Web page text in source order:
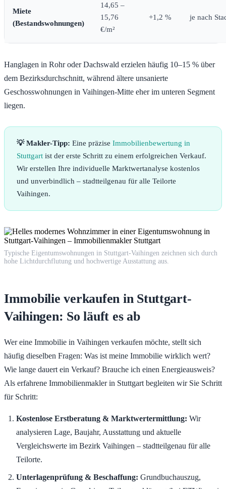
Miete
(Bestandswohnungen)
14,65 –
15,76
€/m²
+1,2 % je nach
Hanglagen in Rohr oder Dachswald erzielen häufig 10–15 % über
dem Bezirksdurchschnitt, während ältere unsanierte
Geschosswohnungen in Vaihingen-Mitte eher im unteren Segment
liegen.
💡 Makler-Tipp: Eine präzise Immobilienbewertung in
Stuttgart ist der erste Schritt zu einem erfolgreichen Verkauf.
Wir erstellen Ihre individuelle Marktwertanalyse kostenlos
und unverbindlich – stadtteilgenau für alle Teilorte
Vaihingen.
Typische Eigentumswohnungen in Stuttgart-Vaihingen zeichnen sich durch
hohe Lichtdurchflutung und hochwertige Ausstattung aus.
Immobilie verkaufen in Stuttgart-
Vaihingen: So läuft es ab
Wer eine Immobilie in Vaihingen verkaufen möchte, stellt sich
häufig dieselben Fragen: Was ist meine Immobilie wirklich wert?
Wie lange dauert ein Verkauf? Brauche ich einen Energieausweis?
Als erfahrene Immobilienmakler in Stuttgart begleiten wir Sie Schritt
für Schritt:
Kostenlose Erstberatung & Marktwertermittlung: Wir
analysieren Lage, Baujahr, Ausstattung und aktuelle
Vergleichswerte im Bezirk Vaihingen – stadtteilgenau für alle
Teilorte.
Unterlagenprüfung & Beschaffung: Grundbuchauszug,